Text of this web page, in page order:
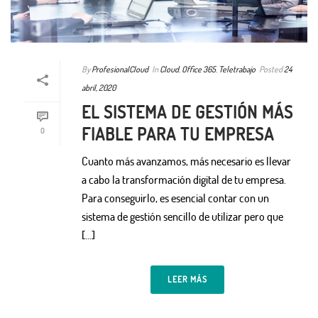
0
By ProfesionalCloud In Cloud, Office 365, Teletrabajo Posted24
abril, 2020
EL SISTEMA DE GESTIÓN MÁS
FIABLE PARA TU EMPRESA
Cuanto más avanzamos, más necesario es llevar
a cabo la transformación digital de tu empresa.
Para conseguirlo, es esencial contar con un
sistema de gestión sencillo de utilizar pero que
[…]
LEER MÁS